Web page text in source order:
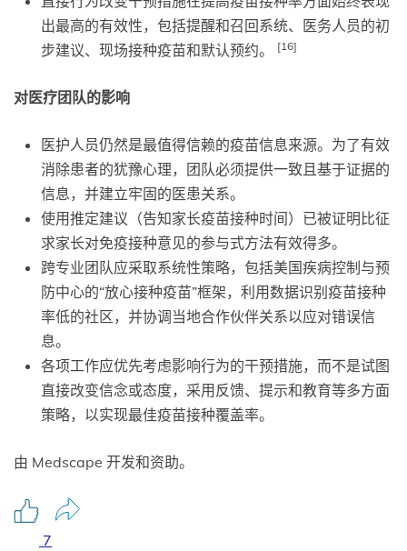
出最高的有效性，包括提醒和召回系统、医务人员的初
步建议、现场接种疫苗和默认预约。
[16]
对医疗团队的影响
医护人员仍然是最值得信赖的疫苗信息来源。为了有效
消除患者的犹豫心理，团队必须提供一致且基于证据的
信息，并建立牢固的医患关系。
使用推定建议（告知家长疫苗接种时间）已被证明比征
求家长对免疫接种意见的参与式方法有效得多。
跨专业团队应采取系统性策略，包括美国疾病控制与预
防中心的“放心接种疫苗”框架，利用数据识别疫苗接种
率低的社区，并协调当地合作伙伴关系以应对错误信
息。
各项工作应优先考虑影响行为的干预措施，而不是试图
直接改变信念或态度，采用反馈、提示和教育等多方面
策略，以实现最佳疫苗接种覆盖率。
由 Medscape 开发和资助。
7